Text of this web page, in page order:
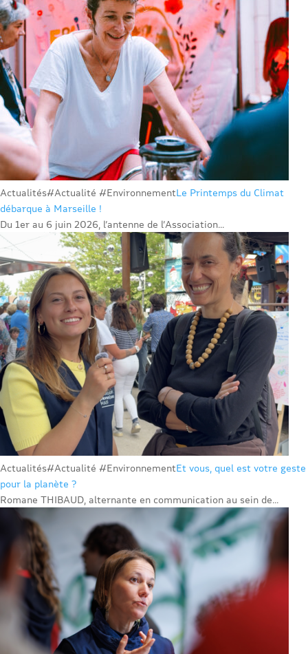
Actualités#Actualité #EnvironnementLe Printemps du Climat
débarque à Marseille !
Du 1er au 6 juin 2026, l’antenne de l’Association...
Actualités#Actualité #EnvironnementEt vous, quel est votre geste
pour la planète ?
Romane THIBAUD, alternante en communication au sein de...